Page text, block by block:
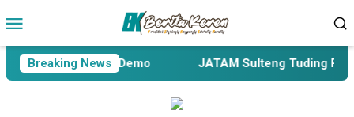
ke
Mobile
Breaking News
Gelar Aksi Demo JATAM Sulteng Tuding